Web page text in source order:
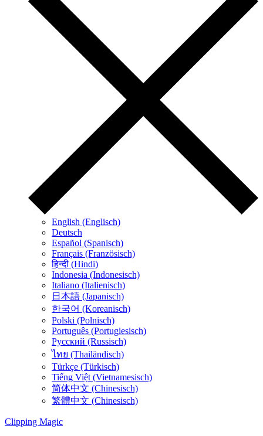
English (Englisch)
Deutsch
Español (Spanisch)
Français (Französisch)
हिन्दी (Hindi)
Indonesia (Indonesisch)
Italiano (Italienisch)
日本語 (Japanisch)
한국어 (Koreanisch)
Polski (Polnisch)
Português (Portugiesisch)
Русский (Russisch)
ไทย (Thailändisch)
Türkçe (Türkisch)
Tiếng Việt (Vietnamesisch)
简体中文 (Chinesisch)
繁體中文 (Chinesisch)
Clipping Magic